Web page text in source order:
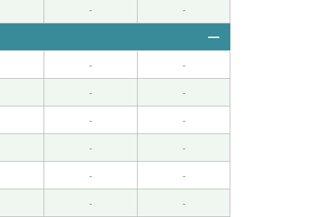
也加油！下次见👋
- -
- -
- -
- -
- -
- -
- -